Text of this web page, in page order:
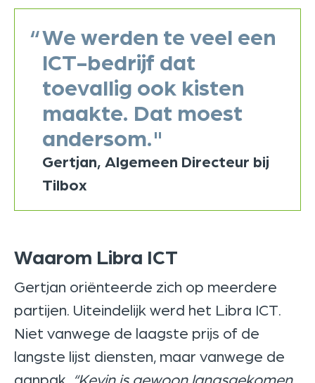
“We werden te veel een
ICT-bedrijf dat
toevallig ook kisten
maakte. Dat moest
andersom."
Gertjan, Algemeen Directeur bij
Tilbox
Waarom Libra ICT
Gertjan oriënteerde zich op meerdere
partijen. Uiteindelijk werd het Libra ICT.
Niet vanwege de laagste prijs of de
langste lijst diensten, maar vanwege de
aanpak. “Kevin is gewoon langsgekomen.